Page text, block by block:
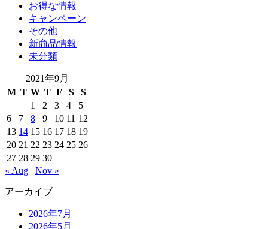
お得な情報
キャンペーン
その他
新商品情報
未分類
2021年9月
M T W T F S
S
1
2 3 4
5
6
7 8 9 10 11 12
13 14 15 16 17 18 19
20 21 22 23 24 25 26
27 28 29 30
« Aug
Nov »
アーカイブ
2026年7月
2026年5月